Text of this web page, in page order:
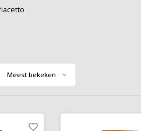
Meest bekeken